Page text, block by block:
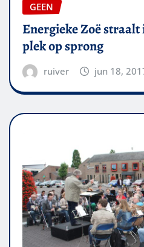
GEEN
Energieke Zoë straalt
plek op sprong
ruiver jun 18,